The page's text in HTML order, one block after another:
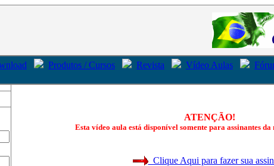
Produtos / Cursos Revista Vídeo Aulas
ATENÇÃO!
Esta vídeo aula está disponível somente para assinantes
Clique Aqui para fazer sua